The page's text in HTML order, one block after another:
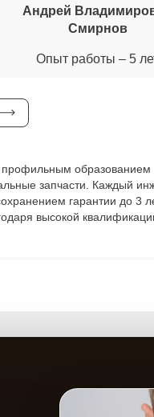
Андрей
Смирнов
Опыт работы – 5
запчасти. Каждый
гарантии до
высокой